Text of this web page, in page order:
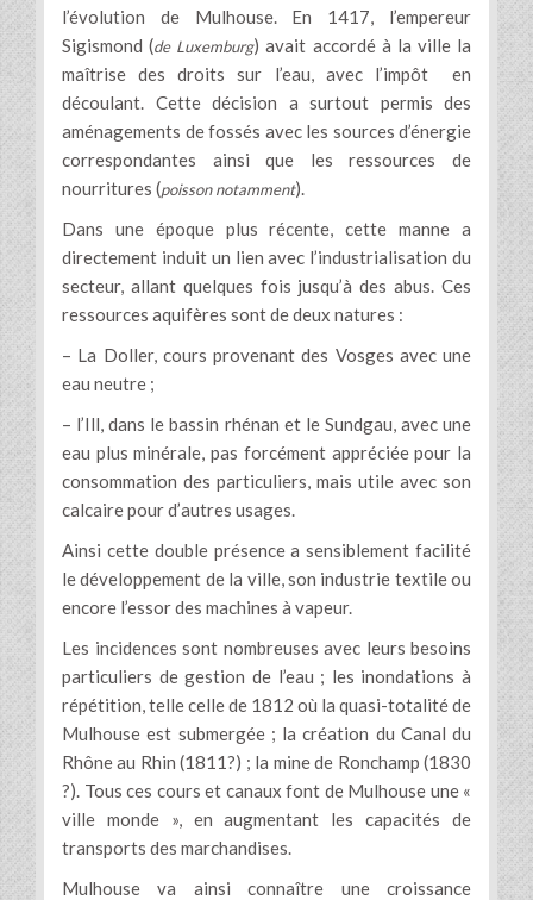
l’évolution de Mulhouse. En 1417, l’empereur
Sigismond (de Luxemburg) avait accordé à la ville la
maîtrise des droits sur l’eau, avec l’impôt en
découlant. Cette décision a surtout permis des
aménagements de fossés avec les sources d’énergie
correspondantes ainsi que les ressources de
nourritures (poisson notamment).
Dans une époque plus récente, cette manne a
directement induit un lien avec l’industrialisation du
secteur, allant quelques fois jusqu’à des abus. Ces
ressources aquifères sont de deux natures :
– La Doller, cours provenant des Vosges avec une
eau neutre ;
– l’Ill, dans le bassin rhénan et le Sundgau, avec une
eau plus minérale, pas forcément appréciée pour la
consommation des particuliers, mais utile avec son
calcaire pour d’autres usages.
Ainsi cette double présence a sensiblement facilité
le développement de la ville, son industrie textile ou
encore l’essor des machines à vapeur.
Les incidences sont nombreuses avec leurs besoins
particuliers de gestion de l’eau ; les inondations à
répétition, telle celle de 1812 où la quasi-totalité de
Mulhouse est submergée ; la création du Canal du
Rhône au Rhin (1811?) ; la mine de Ronchamp (1830
?). Tous ces cours et canaux font de Mulhouse une «
ville monde », en augmentant les capacités de
transports des marchandises.
Mulhouse va ainsi connaître une croissance